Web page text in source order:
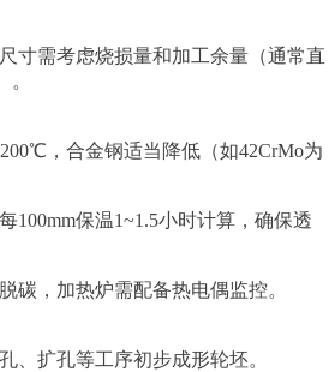
寸需考虑烧损量和加工余量（通常直
，合金钢适当降低（如42CrMo为
100mm保温1~1.5小时计算，确保透
碳，加热炉需配备热电偶监控。
、扩孔等工序初步成形轮坯。